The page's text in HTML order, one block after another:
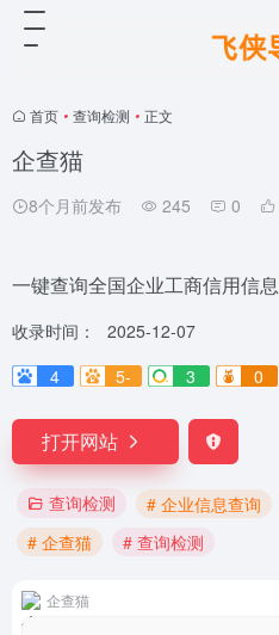
首页 • 查询检测 • 正文
企查猫
8个月前发布 245 0
一键查询全国企业工商信用信息
收录时间：
2025-12-07
4
5- 3 0
打开网站
查询检测 # 企业信息查询
# 企查猫
# 查询检测
企查猫